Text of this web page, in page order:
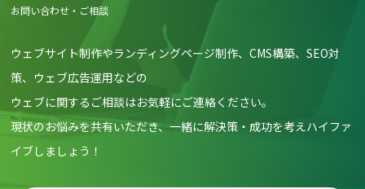
お問い合わせ・ご相談
ウェブサイト制作やランディングページ制作、CMS構築、SEO対
策、ウェブ広告運用などの
ウェブに関するご相談はお気軽にご連絡ください。
現状のお悩みを共有いただき、一緒に解決策・成功を考えハイファ
イブしましょう！